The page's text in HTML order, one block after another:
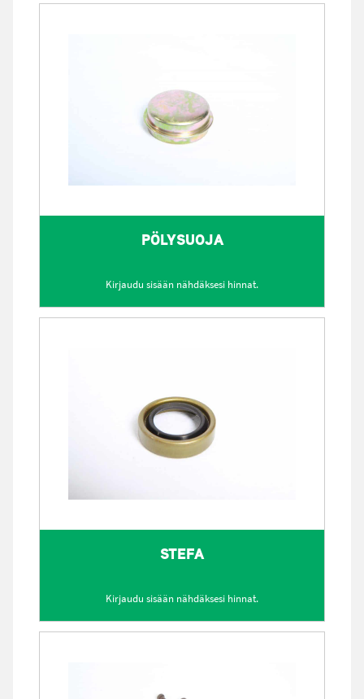
PÖLYSUOJA
Kirjaudu sisään nähdäksesi hinnat.
STEFA
Kirjaudu sisään nähdäksesi hinnat.